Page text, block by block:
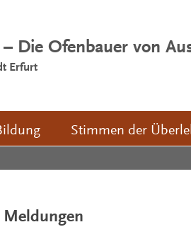
Die Ofenbauer von
Erfurt
Stimmen der